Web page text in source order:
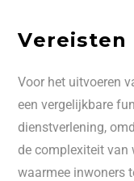
Vereisten
Voor het uitvoeren
een vergelijkbare
dienstverlening,
de complexiteit van
waarmee inwoners